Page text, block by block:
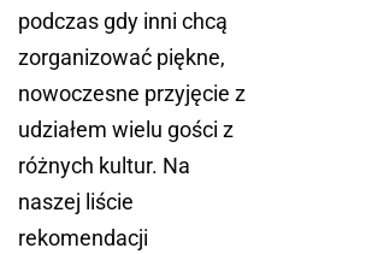
podczas gdy inni chcą
zorganizować piękne,
nowoczesne przyjęcie z
udziałem wielu gości z
różnych kultur. Na
naszej liście
rekomendacji